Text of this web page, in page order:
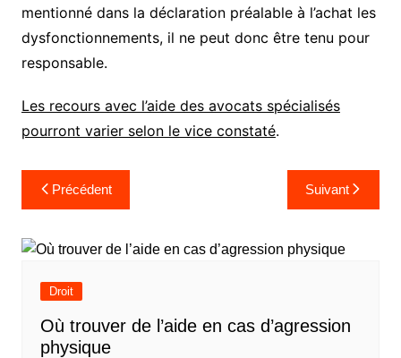
mentionné dans la déclaration préalable à l’achat les
dysfonctionnements, il ne peut donc être tenu pour
responsable.
Les recours avec l’aide des avocats spécialisés
pourront varier selon le vice constaté.
Navigation
de
l’article
Précédent Suivant
Droit
Où trouver de l’aide en cas d’agression
physique